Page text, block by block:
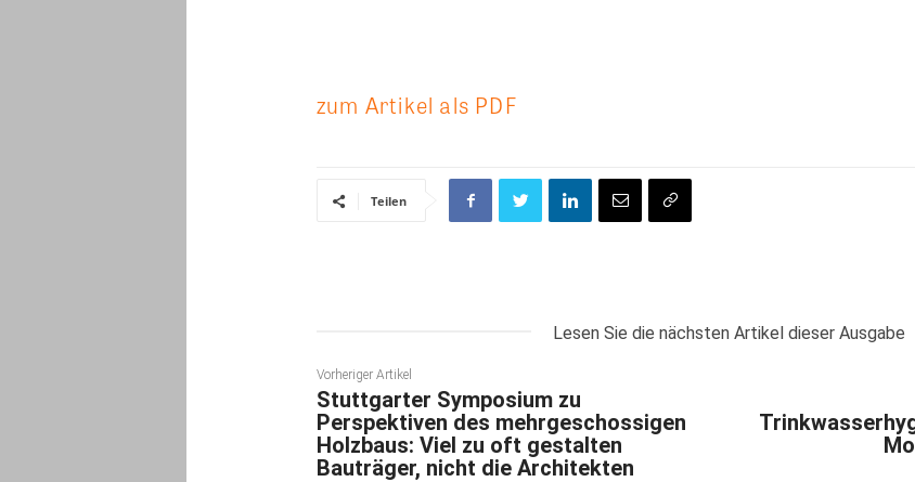
zum Artikel als PDF
Teilen
Lesen Sie die nächsten Artikel dieser Ausgabe
Vorheriger Artikel
Stuttgarter Symposium zu
Perspektiven des mehrgeschossigen
Holzbaus: Viel zu oft gestalten
Bauträger, nicht die Architekten